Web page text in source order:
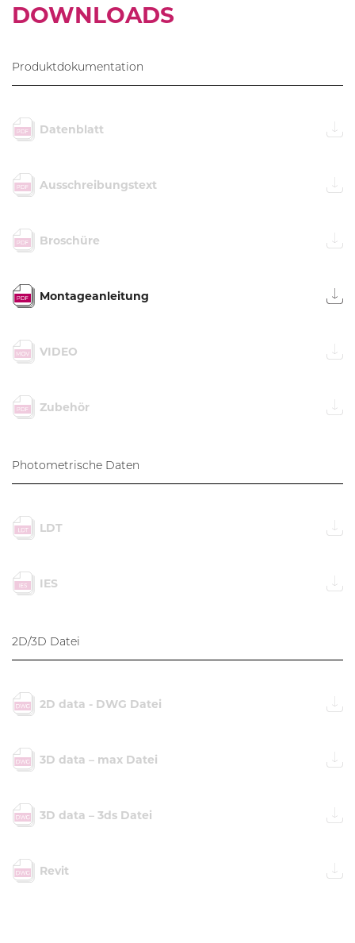
DOWNLOADS
Produktdokumentation
Datenblatt
Ausschreibungstext
Broschüre
Montageanleitung
VIDEO
Zubehör
Photometrische Daten
LDT
IES
2D/3D Datei
2D data - DWG Datei
3D data – max Datei
3D data – 3ds Datei
Revit